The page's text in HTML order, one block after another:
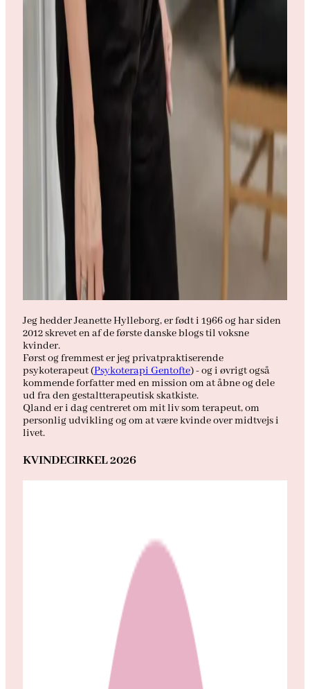
Jeg hedder Jeanette Hylleborg, er født i 1966 og har siden
2012 skrevet en af de første danske blogs til voksne
kvinder.
Først og fremmest er jeg privatpraktiserende
psykoterapeut (Psykoterapi Gentofte) - og i øvrigt også
kommende forfatter med en mission om at åbne og dele
ud fra den gestaltterapeutisk skatkiste.
Qland er i dag centreret om mit liv som terapeut, om
personlig udvikling og om at være kvinde over midtvejs i
livet.
KVINDECIRKEL 2026